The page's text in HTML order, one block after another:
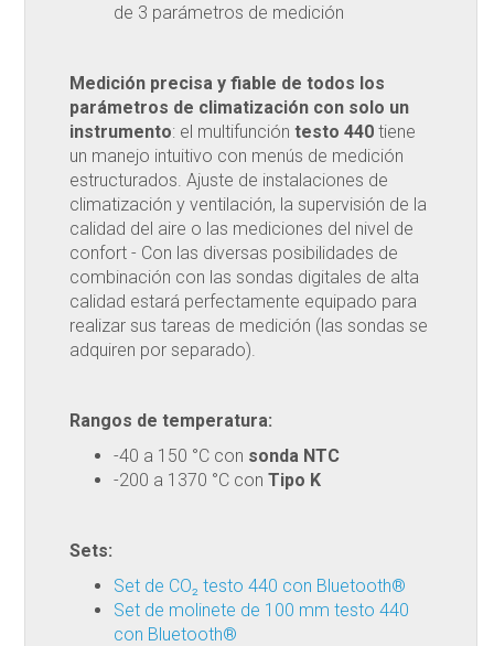
de 3 parámetros de medición
Medición precisa y fiable de todos los
parámetros de climatización con solo un
instrumento: el multifunción testo 440 tiene
un manejo intuitivo con menús de medición
estructurados. Ajuste de instalaciones de
climatización y ventilación, la supervisión de la
calidad del aire o las mediciones del nivel de
confort - Con las diversas posibilidades de
combinación con las sondas digitales de alta
calidad estará perfectamente equipado para
realizar sus tareas de medición (las sondas se
adquiren por separado).
Rangos de temperatura:
-40 a 150 °C con sonda NTC
-200 a 1370 °C conTipo K
Sets:
Set de CO₂ testo 440 con Bluetooth®
Set de molinete de 100 mm testo 440
con Bluetooth®